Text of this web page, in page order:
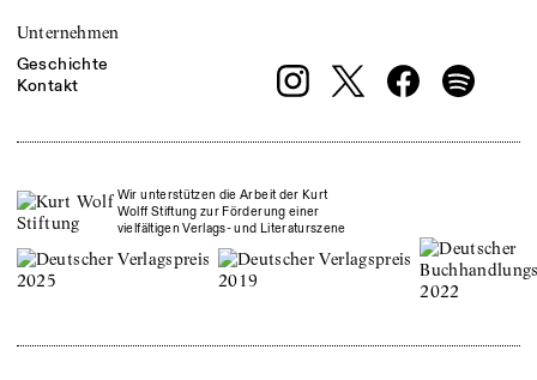
Unternehmen
Geschichte
Kontakt
Wir unterstützen die Arbeit der Kurt
Wolff Stiftung zur Förderung einer
vielfältigen Verlags- und Literaturszene